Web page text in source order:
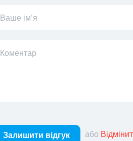
Ваше ім’я
Коментар
Залишити відгук або